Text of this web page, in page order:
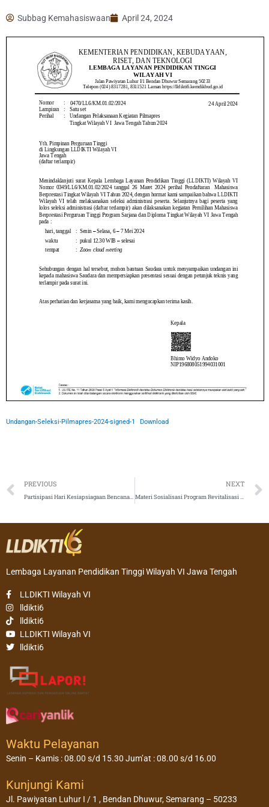
Subbag Kemahasiswaan April 24, 2024
Undangan-Seleksi-Pilmapres-2024-signed-1 Download
Prev
PREVIOUS
Partisipasi Hari Kesiapsiagaan Bencana Tahun 2024
NEXT
Materi Sosialisasi Program Revitalisasi LPTK 2024 dan Pengadan BMN
Lembaga Layanan Pendidikan Tinggi Wilayah VI Jawa Tengah
LLDIKTI Wilayah VI
lldikti6
lldikti6
LLDIKTI Wilayah VI
lldikti6
Waktu Pelayanan
Senin – Kamis : 08.00 s/d 15.30 Jum’at : 08.00 s/d 16.00
Kunjungi Kami
Jl. Pawiyatan Luhur I / 1 , Bendan Dhuwur, Semarang – 50233